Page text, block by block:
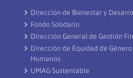
Dirección de Bienestar y
Fondo Solidario
Dirección General de Gestión
Dirección de Equidad de
Humanos
UMAG Sustentable